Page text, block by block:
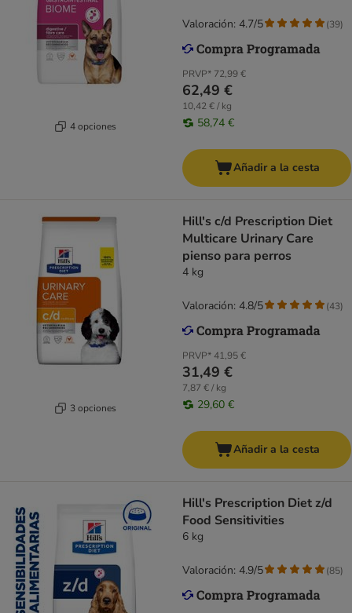
4 opciones
PRVP* 72,99 €
62,49 €
10,42 € / kg
58,74 €
Valoración: 4.7/5 (39)
Añadir a la cesta
3 opciones
Hill's c/d Prescription Diet
Multicare Urinary Care
pienso para perros
4 kg
PRVP*41,95 €
31,49 €
7,87 € / kg
29,60 €
Valoración: 4.8/5 (43)
Añadir a la cesta
Hill's Prescription Diet z/d
Food Sensitivities
6 kg
Valoración: 4.9/5 (85)